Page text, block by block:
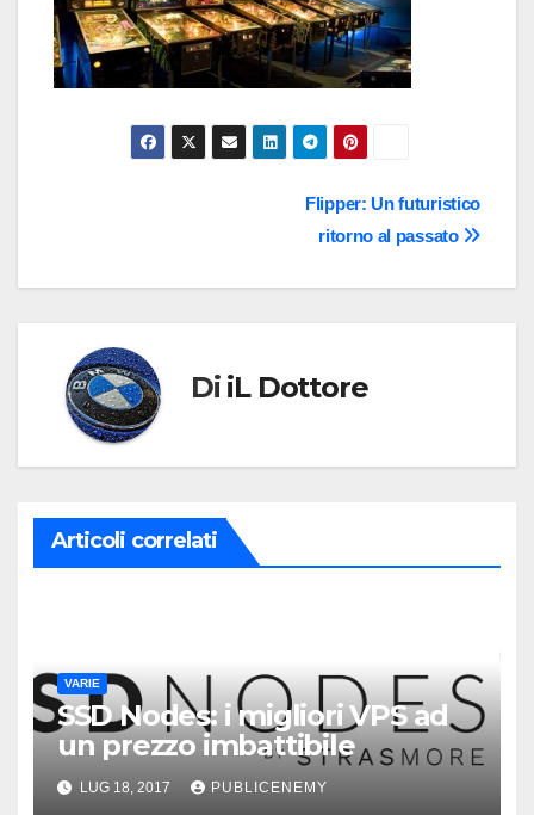
Flipper: Un futuristico
ritorno al passato
Di iL Dottore
Articoli correlati
VARIE
SSD Nodes: i migliori VPS ad
un prezzo imbattibile
LUG 18, 2017 PUBLICENEMY